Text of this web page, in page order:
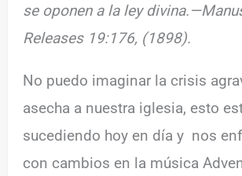
se oponen a la ley
Releases 19:176, (1898).
No puedo imaginar la crisis
asecha a nuestra iglesia, esto
sucediendo hoy en día y nos
con cambios en la música